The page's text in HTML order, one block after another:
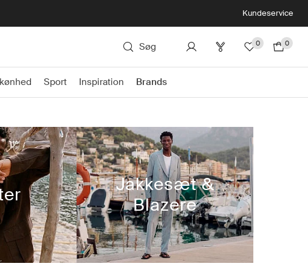
Kundeservice
Søg 0 0
Sport Inspiration Brands
Jakkesæt &
Blazere